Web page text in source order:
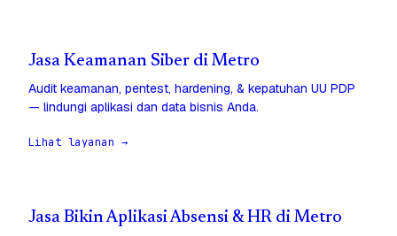
Jasa Keamanan Siber di Metro
Audit keamanan, pentest, hardening, & kepatuhan UU PDP
— lindungi aplikasi dan data bisnis Anda.
Lihat layanan →
Jasa Bikin Aplikasi Absensi & HR di Metro